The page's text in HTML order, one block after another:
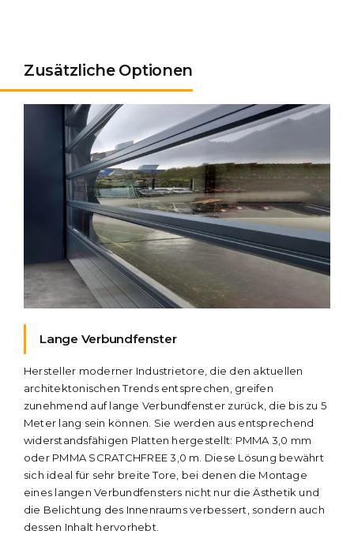
Zusätzliche Optionen
Lange Verbundfenster
Hersteller moderner Industrietore, die den aktuellen
architektonischen Trends entsprechen, greifen
zunehmend auf lange Verbundfenster zurück, die bis zu 5
Meter lang sein können. Sie werden aus entsprechend
widerstandsfähigen Platten hergestellt: PMMA 3,0 mm
oder PMMA SCRATCHFREE 3,0 m. Diese Lösung bewährt
sich ideal für sehr breite Tore, bei denen die Montage
eines langen Verbundfensters nicht nur die Ästhetik und
die Belichtung des Innenraums verbessert, sondern auch
dessen Inhalt hervorhebt.